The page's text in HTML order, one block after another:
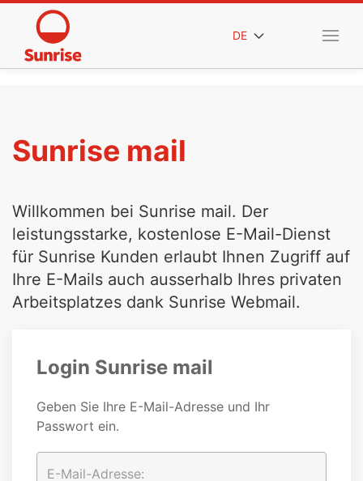
DE
Sunrise mail
Willkommen bei Sunrise mail. Der
leistungsstarke, kostenlose E-Mail-Dienst
für Sunrise Kunden erlaubt Ihnen Zugriff auf
Ihre E-Mails auch ausserhalb Ihres privaten
Arbeitsplatzes dank Sunrise Webmail.
Login Sunrise mail
Geben Sie Ihre E-Mail-Adresse und Ihr
Passwort ein.